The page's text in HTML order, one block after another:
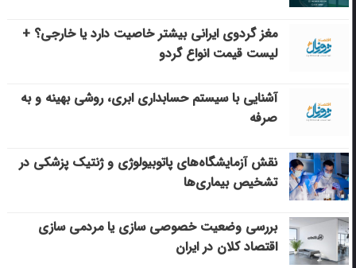
مغز گردوی ایرانی بیشتر خاصیت دارد یا خارجی؟ +
لیست قیمت انواع گردو
آشنایی با سیستم حسابداری ابری، روشی بهینه و به
صرفه
نقش آزمایشگاه‌های پاتوبیولوژی و ژنتیک پزشکی در
تشخیص بیماری‌ها
بررسی وضعیت خصوصی سازی یا مردمی سازی
اقتصاد کلان در ایران